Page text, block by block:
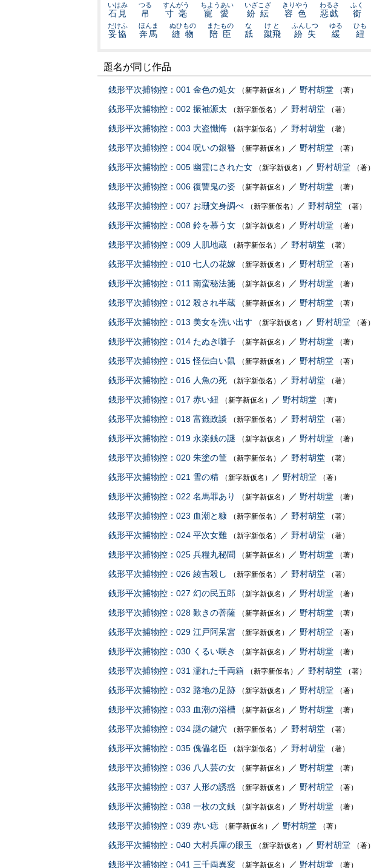
石見
いはみ
吊
つる
寸毫
すんがう
寵愛
ちようあい
紛紜
いざこざ
容色
きりやう
惡戯
わるさ
銜
ふく
妥協
だけふ
奔馬
ほんま
縫物
ぬひもの
陪臣
またもの
舐
な
蹴飛
けと
紛失
ふんしつ
緩
ゆる
紐
ひも
題名が同じ作品
銭形平次捕物控：001 金色の処女 （新字新仮名） ／ 野村胡堂 （著）
銭形平次捕物控：002 振袖源太 （新字新仮名） ／ 野村胡堂 （著）
銭形平次捕物控：003 大盗懺悔 （新字新仮名） ／ 野村胡堂 （著）
銭形平次捕物控：004 呪いの銀簪 （新字新仮名） ／ 野村胡堂 （著）
銭形平次捕物控：005 幽霊にされた女 （新字新仮名） ／ 野村胡堂 （著）
銭形平次捕物控：006 復讐鬼の姿 （新字新仮名） ／ 野村胡堂 （著）
銭形平次捕物控：007 お珊文身調べ （新字新仮名） ／ 野村胡堂 （著）
銭形平次捕物控：008 鈴を慕う女 （新字新仮名） ／ 野村胡堂 （著）
銭形平次捕物控：009 人肌地蔵 （新字新仮名） ／ 野村胡堂 （著）
銭形平次捕物控：010 七人の花嫁 （新字新仮名） ／ 野村胡堂 （著）
銭形平次捕物控：011 南蛮秘法箋 （新字新仮名） ／ 野村胡堂 （著）
銭形平次捕物控：012 殺され半蔵 （新字新仮名） ／ 野村胡堂 （著）
銭形平次捕物控：013 美女を洗い出す （新字新仮名） ／ 野村胡堂 （著）
銭形平次捕物控：014 たぬき囃子 （新字新仮名） ／ 野村胡堂 （著）
銭形平次捕物控：015 怪伝白い鼠 （新字新仮名） ／ 野村胡堂 （著）
銭形平次捕物控：016 人魚の死 （新字新仮名） ／ 野村胡堂 （著）
銭形平次捕物控：017 赤い紐 （新字新仮名） ／ 野村胡堂 （著）
銭形平次捕物控：018 富籤政談 （新字新仮名） ／ 野村胡堂 （著）
銭形平次捕物控：019 永楽銭の謎 （新字新仮名） ／ 野村胡堂 （著）
銭形平次捕物控：020 朱塗の筐 （新字新仮名） ／ 野村胡堂 （著）
銭形平次捕物控：021 雪の精 （新字新仮名） ／ 野村胡堂 （著）
銭形平次捕物控：022 名馬罪あり （新字新仮名） ／ 野村胡堂 （著）
銭形平次捕物控：023 血潮と糠 （新字新仮名） ／ 野村胡堂 （著）
銭形平次捕物控：024 平次女難 （新字新仮名） ／ 野村胡堂 （著）
銭形平次捕物控：025 兵糧丸秘聞 （新字新仮名） ／ 野村胡堂 （著）
銭形平次捕物控：026 綾吉殺し （新字新仮名） ／ 野村胡堂 （著）
銭形平次捕物控：027 幻の民五郎 （新字新仮名） ／ 野村胡堂 （著）
銭形平次捕物控：028 歎きの菩薩 （新字新仮名） ／ 野村胡堂 （著）
銭形平次捕物控：029 江戸阿呆宮 （新字新仮名） ／ 野村胡堂 （著）
銭形平次捕物控：030 くるい咲き （新字新仮名） ／ 野村胡堂 （著）
銭形平次捕物控：031 濡れた千両箱 （新字新仮名） ／ 野村胡堂 （著）
銭形平次捕物控：032 路地の足跡 （新字新仮名） ／ 野村胡堂 （著）
銭形平次捕物控：033 血潮の浴槽 （新字新仮名） ／ 野村胡堂 （著）
銭形平次捕物控：034 謎の鍵穴 （新字新仮名） ／ 野村胡堂 （著）
銭形平次捕物控：035 傀儡名臣 （新字新仮名） ／ 野村胡堂 （著）
銭形平次捕物控：036 八人芸の女 （新字新仮名） ／ 野村胡堂 （著）
銭形平次捕物控：037 人形の誘惑 （新字新仮名） ／ 野村胡堂 （著）
銭形平次捕物控：038 一枚の文銭 （新字新仮名） ／ 野村胡堂 （著）
銭形平次捕物控：039 赤い痣 （新字新仮名） ／ 野村胡堂 （著）
銭形平次捕物控：040 大村兵庫の眼玉 （新字新仮名） ／ 野村胡堂 （著）
銭形平次捕物控：041 三千両異変 （新字新仮名） ／ 野村胡堂 （著）